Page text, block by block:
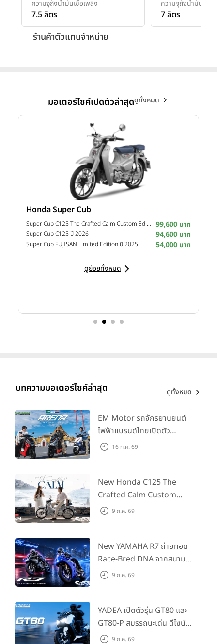
ความจุถังน้ำมันเชื้อเพลิง
7.5 ลิตร
ความจุถังน้ำมันเชื้อ
7 ลิตร
ร้านค้าตัวแทนจำหน่าย
มอเตอร์ไซค์เปิดตัวล่าสุดดูทั้งหมด
Honda Super Cub
Super Cub C125 The Crafted Calm Custom Edition ปี 2026 99,600 บาท
Super Cub C125 ปี 2026 94,600 บาท
Super Cub FUJISAN Limited Edition ปี 2025 54,000 บาท
ดูย่อยทั้งหมด
บทความมอเตอร์ไซค์ล่าสุด ดูทั้งหมด
EM Motor รถจักรยานยนต์
ไฟฟ้าแบรนด์ไทยเปิดตัว
ARENA ที่มาในราคาพิเศษ
555 คันแรกรับฟรี Adapter
Type2 ฟรี
16 ก.ค. 69
New Honda C125 The
Crafted Calm Custom
Edition ถ่ายทอดความคลาสสิ
House Flagship Store ทั่ว
ประเทศ
9 ก.ค. 69
New YAMAHA R7 ถ่ายทอด
Race-Bred DNA จากสนาม
แข่งสู่ซูเปอร์สปอร์ตคลาสกลาง
9 ก.ค. 69
YADEA เปิดตัวรุ่น GT80 และ
GT80-P สมรรถนะเด่น ดีไซน์หรู
ปลอดภัย ราคาเข้าถึงง่าย จด
9 ก.ค. 69